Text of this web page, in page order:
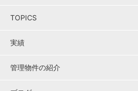
TOPICS
実績
管理物件の紹介